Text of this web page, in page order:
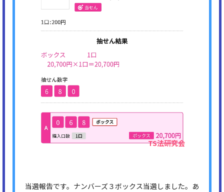
当選報告です。ナンバーズ３ボックス当選しました。あ